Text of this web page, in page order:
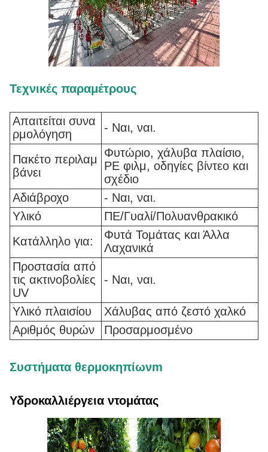
Τεχνικές παραμέτρους
Απαιτείται συνα
ρμολόγηση
- Ναι, ναι.
Πακέτο περιλαμ
βάνει
Φυτώριο, χάλυβα πλαίσιο,
PE φιλμ, οδηγίες βίντεο και
σχέδιο
Αδιάβροχο
- Ναι, ναι.
Υλικό
ΠΕ/Γυαλί/Πολυανθρακικό
Κατάλληλο για:
Φυτά Τομάτας και Άλλα
Λαχανικά
Προστασία από
τις ακτινοβολίες
UV
- Ναι, ναι.
Υλικό πλαισίου
Χάλυβας από ζεστό χαλκό
Αριθμός θυρών
Προσαρμοσμένο
Συστήματα θερμοκηπίωνm
Υδροκαλλιέργεια ντομάτας